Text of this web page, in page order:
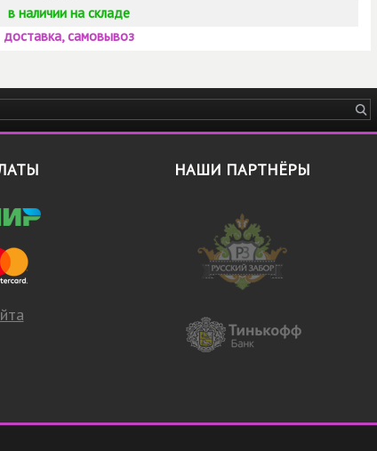
в наличии на складе
доставка, самовывоз
НАШИ ПАРТНЁРЫ